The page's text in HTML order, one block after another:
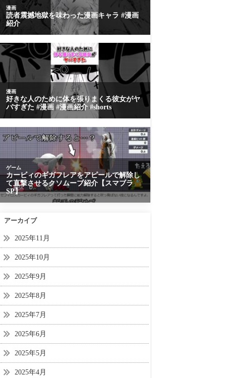
アーカイブ
2025年11月
2025年10月
2025年9月
2025年8月
2025年7月
2025年6月
2025年5月
2025年4月